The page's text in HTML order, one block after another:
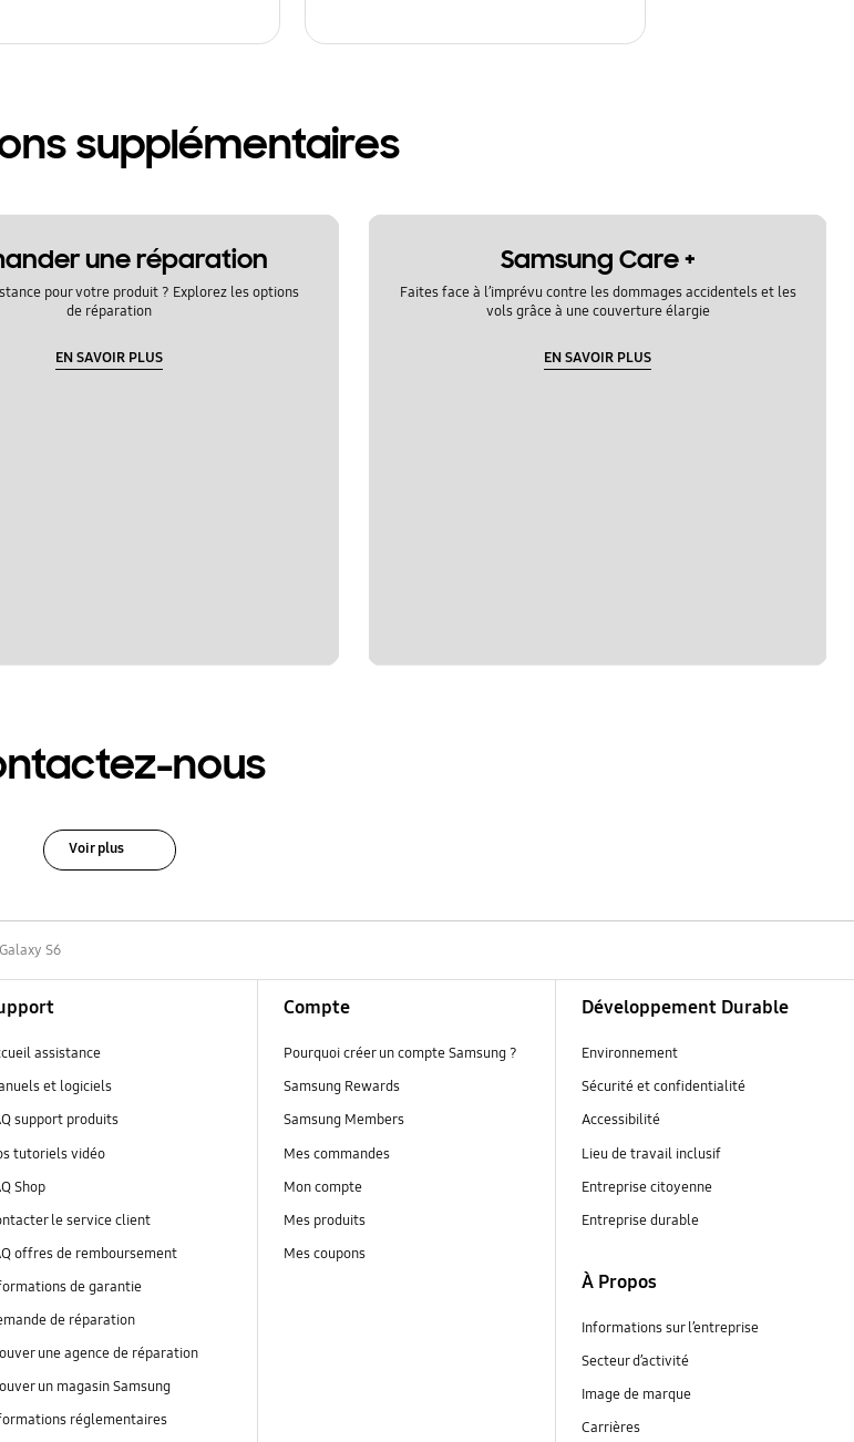
supplémentaires
une réparation
pour votre produit ? Explorez les options
de réparation
EN SAVOIR PLUS
Samsung Care +
Faites face à l’imprévu contre les dommages accidentels et les
vols grâce à une couverture élargie
EN SAVOIR PLUS
nous
Voir plus
S6
assistance
et logiciels
support produits
tutoriels vidéo
Shop
le service client
offres de remboursement
de garantie
de réparation
une agence de réparation
un magasin Samsung
réglementaires
Compte
Pourquoi créer un compte Samsung ?
Samsung Rewards
Samsung Members
Mes commandes
Mon compte
Mes produits
Mes coupons
Développement Durable
Environnement
Sécurité et confidentialité
Accessibilité
Lieu de travail inclusif
Entreprise citoyenne
Entreprise durable
À Propos
Informations sur l’entreprise
Secteur d’activité
Image de marque
Carrières